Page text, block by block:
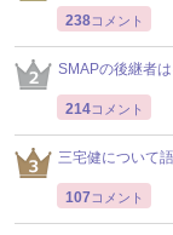
238コメント
SMAPの後継者
214コメント
三宅健について
107 コメント